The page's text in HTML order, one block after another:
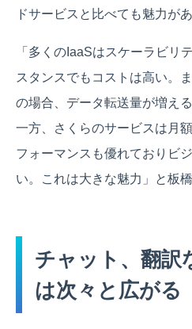
ドサービスと比べても魅力が
「多くのIaaSはスケーラビリ
スタンスでもコストは高い。
の場合、データ転送量が増え
一方、さくらのサービスは月
フォーマンスも優れておりビ
い。これは大きな魅力」と板橋
チャット、翻訳
は次々と広がる